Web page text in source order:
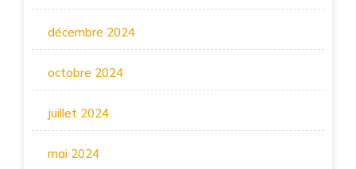
décembre 2024
octobre 2024
juillet 2024
mai 2024